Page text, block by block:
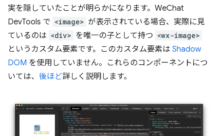
実を隠していたことが明らかになります。WeChat
DevTools で <image> が表示されている場合、実際に見
ているのは <div> を唯一の子として持つ <wx-image>
というカスタム要素です。このカスタム要素は Shadow
DOM を使用していません。これらのコンポーネントにつ
いては、 後ほど詳しく説明します。